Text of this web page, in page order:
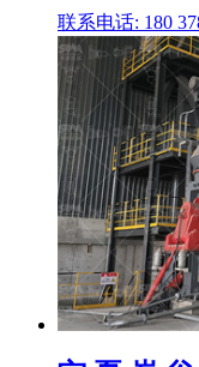
联系电话: 180